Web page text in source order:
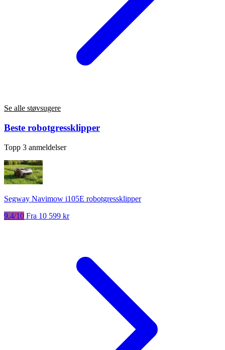
Se alle støvsugere
Beste robotgressklipper
Topp 3 anmeldelser
Segway Navimow i105E robotgressklipper
9.4/10 Fra 10 599 kr